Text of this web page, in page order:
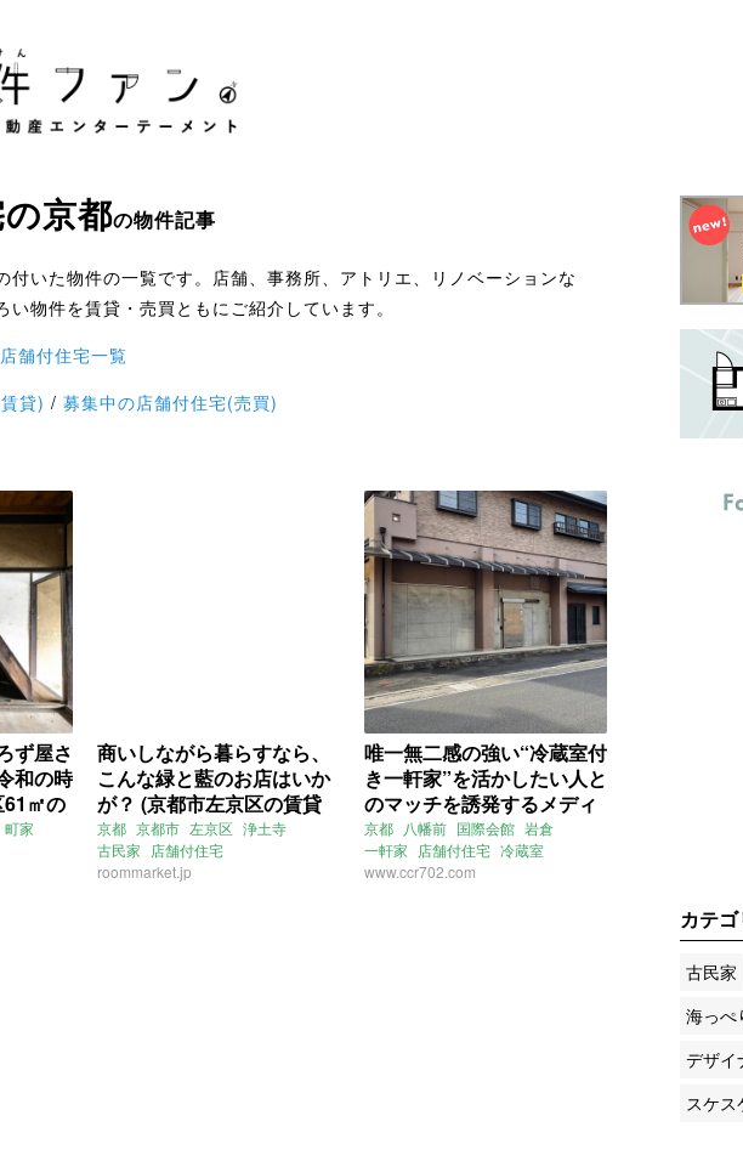
の京都の物件記事
付いた物件の一覧です。店舗、事務所、アトリエ、リノベーションな
い物件を賃貸・売買ともにご紹介しています。
舗付住宅一覧
貸) / 募集中の店舗付住宅(売買)
ず屋さ
和の時
㎡の
町家
商いしながら暮らすなら、
こんな緑と藍のお店はいか
が？ (京都市左京区の賃貸
物件)
京都 京都市 左京区 浄土寺
古民家
店舗付住宅
ライター：葱山紫蘇子
roommarket.jp
唯一無二感の強い“冷蔵室付
き一軒家”を活かしたい人と
のマッチを誘発するメディ
ア、それが物件ファン！
(京都市左京区195㎡の売買
物件)
京都 八幡前 国際会館 岩倉
一軒家
店舗付住宅 冷蔵室
事務所付住宅 売買
www.ccr702.com
カテ
古民家
海っぺ
デザイ
スケス